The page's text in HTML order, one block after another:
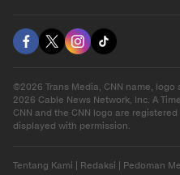
©2026 Trans Media, CNN name,
2026 Cable News Network, Inc. A
CNN and the CNN logo are
displayed with permission.
Tentang Kami | Redaksi | Pedoman